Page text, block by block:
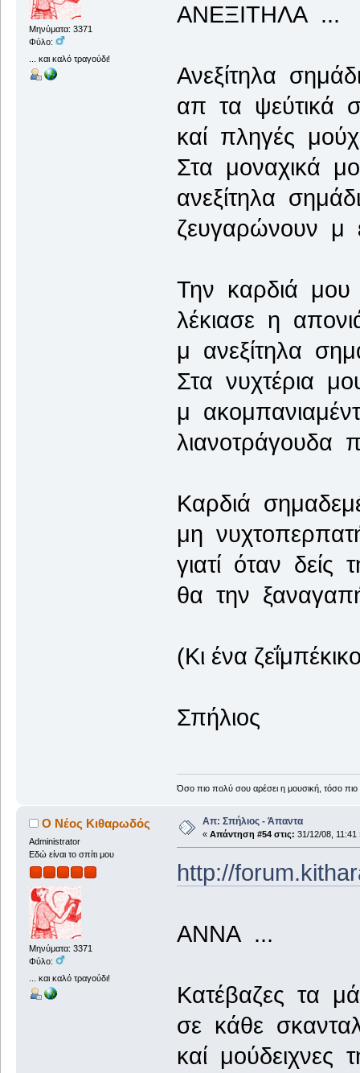
Μηνύματα: 3371
Φύλο:
... και καλό τραγούδι!
ΑΝΕΞΙΤΗΛΑ ...
Ανεξίτηλα
απ τα ψεύτικά
καί πληγές
Στα μοναχικά
ανεξίτηλα
ζευγαρώνουν μ
Την καρδιά
λέκιασε η
μ ανεξίτηλα
Στα νυχτέρια
μ
λιανοτράγουδα
Καρδιά
μη
γιατί όταν δείς
θα την
(Κι ένα
Σπήλιος
Όσο πιο πολύ σου αρέσει η μουσική, τόσο
Ο Νέος Κιθαρωδός
Administrator
Εδώ είναι το σπίτι μου
Μηνύματα: 3371
Φύλο:
... και καλό τραγούδι!
Απ: Σπήλιος - Άπαντα
« Απάντηση #54 στις: 31/12/08, 11:41
http://
ΑΝΝΑ ...
Κατέβαζες τα
σε κάθε
καί μούδειχνες